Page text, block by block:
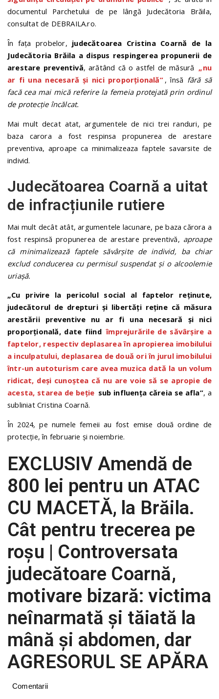
documentul Parchetului de pe lângă Judecătoria Brăila,
consultat de DEBRAILA.ro.
În fața probelor, judecătoarea Cristina Coarnă de la
Judecătoria Brăila a dispus respingerea propunerii de
arestare preventivă, arătând că o astfel de măsură „nu
ar fi una necesară și nici proporțională” , însă fără să
facă cea mai mică referire la femeia protejată prin ordinul
de protecție încălcat.
Mai mult decat atat, argumentele de nici trei randuri, pe
baza carora a fost respinsa propunerea de arestare
preventiva, aproape ca minimalizeaza faptele savarsite de
individ.
Judecătoarea Coarnă a uitat
de infracțiunile rutiere
Mai mult decât atât, argumentele lacunare, pe baza cărora a
fost respinsă propunerea de arestare preventivă, aproape
că minimalizează faptele săvârșite de individ, ba chiar
exclud conducerea cu permisul suspendat și o alcoolemie
uriașă.
„Cu privire la pericolul social al faptelor reținute,
judecătorul de drepturi și libertăți reține că măsura
arestării preventive nu ar fi una necesară și nici
proporțională, date fiind împrejurările de săvârșire a
faptelor, respectiv deplasarea în apropierea imobilului
a inculpatului, deplasarea de două ori în jurul imobilului
într-un autoturism care avea muzica dată la un volum
ridicat, deși cunoștea că nu are voie să se apropie de
acesta, starea de beție sub influența căreia se afla”, a
subliniat Cristina Coarnă.
În 2024, pe numele femeii au fost emise două ordine de
protecție, în februarie și noiembrie.
EXCLUSIV Amendă de
800 lei pentru un ATAC
CU MACETĂ, la Brăila.
Cât pentru trecerea pe
roșu | Controversata
judecătoare Coarnă,
motivare bizară: victima
neînarmată și tăiată la
mână și abdomen, dar
AGRESORUL SE APĂRA
Comentarii